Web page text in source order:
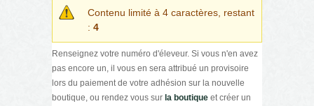
Contenu limité à 4 caractères, restant
: 4
Renseignez votre numéro d'éleveur. Si vous n'en avez
pas encore un, il vous en sera attribué un provisoire
lors du paiement de votre adhésion sur la nouvelle
boutique, ou rendez vous sur la boutique et créer un